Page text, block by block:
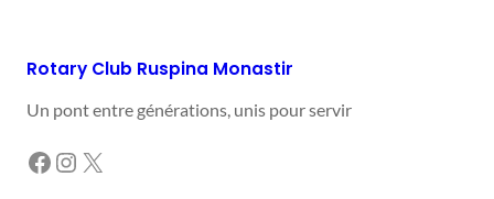
Rotary Club Ruspina Monastir
Un pont entre générations, unis pour servir
Facebook Instagram X